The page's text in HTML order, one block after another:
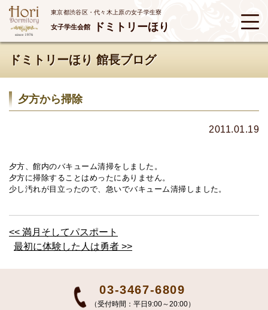
東京都渋谷区・代々木上原の女子学生寮
女子学生会館 ドミトリーほり
ドミトリーほり 館長ブログ
夕方から掃除
2011.01.19
夕方、館内のバキューム清掃をしました。
夕方に掃除することはめったにありません。
少し汚れが目立ったので、急いでバキューム清掃しました。
<< 満月そしてパスポート
最初に体験した人は勇者 >>
03-3467-6809
（受付時間：平日9:00～20:00）